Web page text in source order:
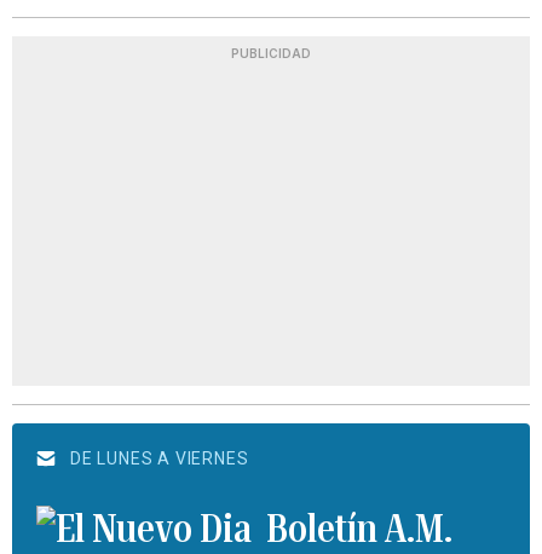
PUBLICIDAD
DE LUNES A VIERNES
Boletín A.M.